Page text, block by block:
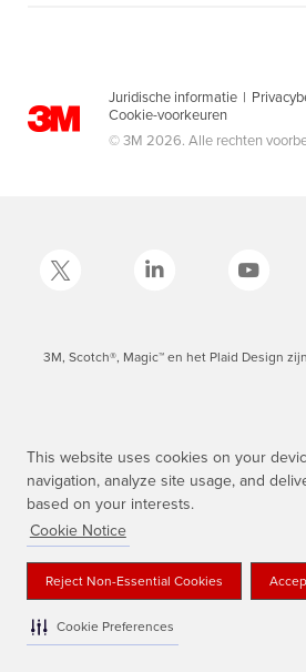
This website uses cookies on your
navigation, analyze site usage, and
based on your interests.
Cookie Notice
Reject Non-Essential Cookies
Cookie Preferences
Juridische informatie |
Cookie-voorkeuren
© 3M 2026. Alle rechten
3M, Scotch®, Magic™ en het Plaid Design